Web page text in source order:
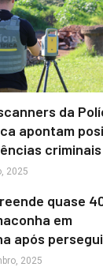
da
apontam
criminais
2025
quase
em
após
2025